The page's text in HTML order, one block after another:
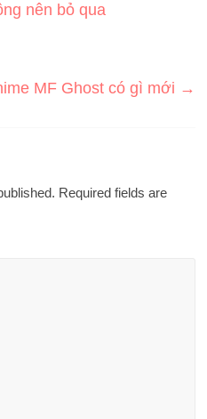
nên bỏ qua
MF Ghost có gì mới →
Required fields are